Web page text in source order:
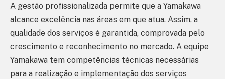
A gestão profissionalizada permite que a Yamakawa
alcance excelência nas áreas em que atua. Assim, a
qualidade dos serviços é garantida, comprovada pelo
crescimento e reconhecimento no mercado. A equipe
Yamakawa tem competências técnicas necessárias
para a realização e implementação dos serviços